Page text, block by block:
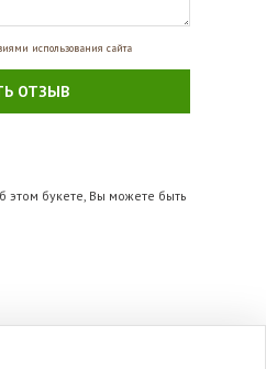
использования сайта
ОТЗЫВ
этом букете, Вы можете быть